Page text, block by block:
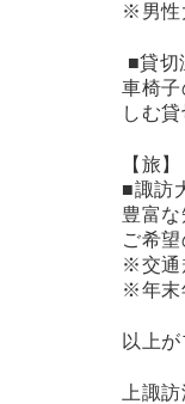
※男性
■貸切
車椅
しむ貸
【旅】
■諏訪
豊富
ご希
※交通
※年末
以上
上諏